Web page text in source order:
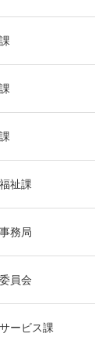
祉課
務局
員会
ビス課